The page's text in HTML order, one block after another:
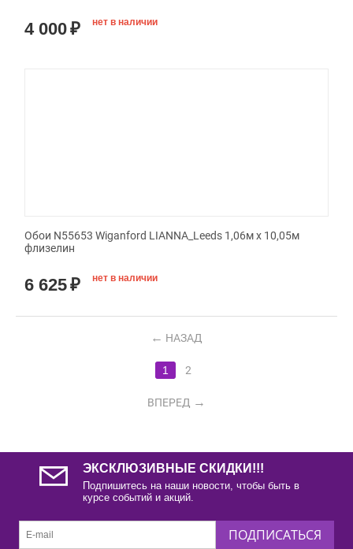
4 000₽ нет в наличии
Обои N55653 Wiganford LIANNA_Leeds 1,06м х 10,05м
флизелин
6 625₽ нет в наличии
НАЗАД
1 2
ВПЕРЕД
ЭКСКЛЮЗИВНЫЕ СКИДКИ!!!
Подпишитесь на наши новости, чтобы быть в
курсе событий и акций.
ПОДПИСАТЬСЯ